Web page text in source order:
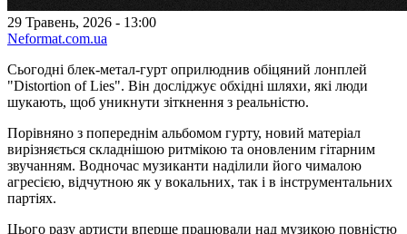
29 Травень, 2026 - 13:00
Neformat.com.ua
Сьогодні блек-метал-гурт оприлюднив обіцяний лонплей
"Distortion of Lies". Він досліджує обхідні шляхи, які люди
шукають, щоб уникнути зіткнення з реальністю.
Порівняно з попереднім альбомом гурту, новий матеріал
вирізняється складнішою ритмікою та оновленим гітарним
звучанням. Водночас музиканти наділили його чималою
агресією, відчутною як у вокальних, так і в інструментальних
партіях.
Цього разу артисти вперше працювали над музикою повністю